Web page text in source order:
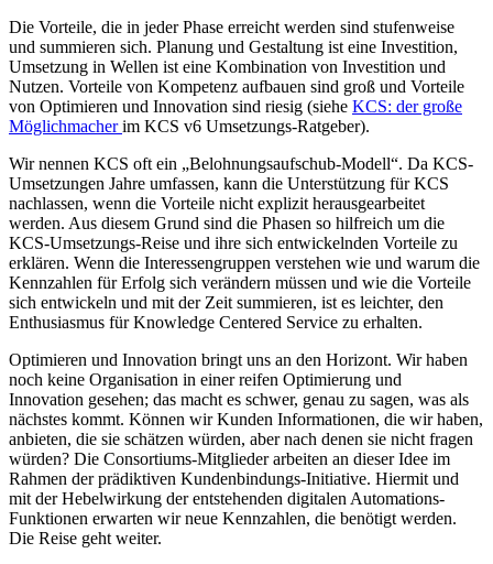
Die Vorteile, die in jeder Phase erreicht werden sind stufenweise
und summieren sich. Planung und Gestaltung ist eine Investition,
Umsetzung in Wellen ist eine Kombination von Investition und
Nutzen. Vorteile von Kompetenz aufbauen sind groß und Vorteile
von Optimieren und Innovation sind riesig (siehe KCS: der große
Möglichmacherim KCS v6 Umsetzungs-Ratgeber).
Wir nennen KCS oft ein „Belohnungsaufschub-Modell“. Da KCS-
Umsetzungen Jahre umfassen, kann die Unterstützung für KCS
nachlassen, wenn die Vorteile nicht explizit herausgearbeitet
werden. Aus diesem Grund sind die Phasen so hilfreich um die
KCS-Umsetzungs-Reise und ihre sich entwickelnden Vorteile zu
erklären. Wenn die Interessengruppen verstehen wie und warum die
Kennzahlen für Erfolg sich verändern müssen und wie die Vorteile
sich entwickeln und mit der Zeit summieren, ist es leichter, den
Enthusiasmus für Knowledge Centered Service zu erhalten.
Optimieren und Innovation bringt uns an den Horizont. Wir haben
noch keine Organisation in einer reifen Optimierung und
Innovation gesehen; das macht es schwer, genau zu sagen, was als
nächstes kommt. Können wir Kunden Informationen, die wir haben,
anbieten, die sie schätzen würden, aber nach denen sie nicht fragen
würden? Die Consortiums-Mitglieder arbeiten an dieser Idee im
Rahmen der prädiktiven Kundenbindungs-Initiative. Hiermit und
mit der Hebelwirkung der entstehenden digitalen Automations-
Funktionen erwarten wir neue Kennzahlen, die benötigt werden.
Die Reise geht weiter.